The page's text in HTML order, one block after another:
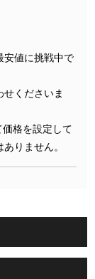
安値に挑戦中で
くださいま
格を設定して
りません。